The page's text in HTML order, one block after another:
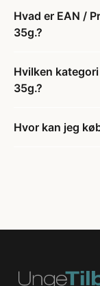
Hvad er EAN /
35g.?
Hvilken
35g.?
Hvor kan jeg